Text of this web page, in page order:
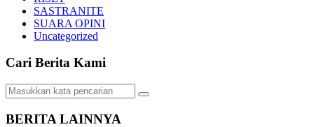
SASTRANITE
SUARA OPINI
Uncategorized
Cari Berita Kami
BERITA LAINNYA